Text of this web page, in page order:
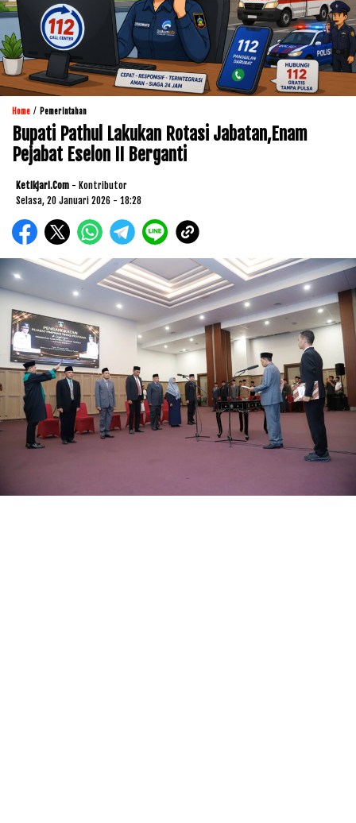
Home / Pemerintahan
Bupati Pathul Lakukan Rotasi Jabatan,Enam
Pejabat Eselon II Berganti
Ketikjari.com - Kontributor
Selasa, 20 Januari 2026 - 18:28